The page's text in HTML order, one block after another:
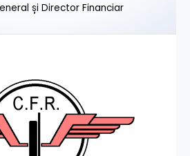
și Director Financiar